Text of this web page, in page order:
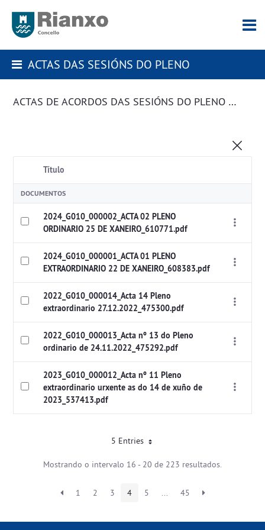
ACTAS DAS SESIÓNS DO PLENO
ACTAS DE ACORDOS DAS SESIÓNS DO PLENO DA CORPORACIÓN
Título
DOCUMENTOS
2024_G010_000002_ACTA 02 PLENO
ORDINARIO 25 DE XANEIRO_610771.pdf
2024_G010_000001_ACTA 01 PLENO
EXTRAORDINARIO 22 DE XANEIRO_608383.pdf
2022_G010_000014_Acta 14 Pleno
extraordinario 27.12.2022_475300.pdf
2022_G010_000013_Acta nº 13 do Pleno
ordinario de 24.11.2022_475292.pdf
2023_G010_000012_Acta nº 11 Pleno
extraordinario urxente as do 14 de xuño de
2023_537413.pdf
5 Entries
Mostrando o intervalo 16 - 20 de 223 resultados.
1 2 3 4 5 ... 45